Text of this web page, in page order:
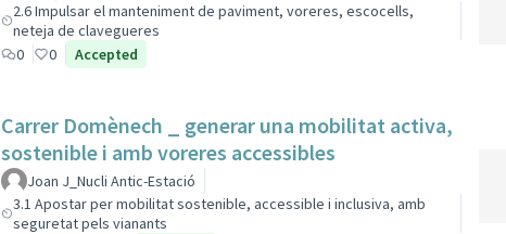
2.6 Impulsar el manteniment de paviment, voreres, escocells,
neteja de clavegueres
0
0 Accepted
Carrer Domènech _ generar una mobilitat activa,
sostenible i amb voreres accessibles
Joan J_Nucli Antic-Estació
3.1 Apostar per mobilitat sostenible, accessible i inclusiva, amb
seguretat pels vianants